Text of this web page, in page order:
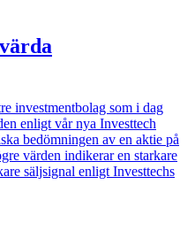
investmentbolag som i dag
enligt vår nya Investtech
bedömningen av en aktie på
värden indikerar en starkare
säljsignal enligt Investtechs